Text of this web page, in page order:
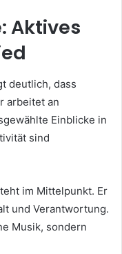
Aktives
deutlich, dass
arbeitet an
Einblicke in
sind
im Mittelpunkt. Er
und Verantwortung.
Musik, sondern